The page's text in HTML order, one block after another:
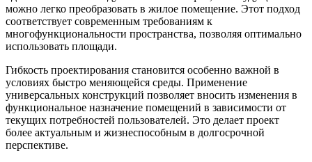
можно легко преобразовать в жилое помещение. Этот подход
соответствует современным требованиям к
многофункциональности пространства, позволяя оптимально
использовать площади.
Гибкость проектирования становится особенно важной в
условиях быстро меняющейся среды. Применение
универсальных конструкций позволяет вносить изменения в
функциональное назначение помещений в зависимости от
текущих потребностей пользователей. Это делает проект
более актуальным и жизнеспособным в долгосрочной
перспективе.